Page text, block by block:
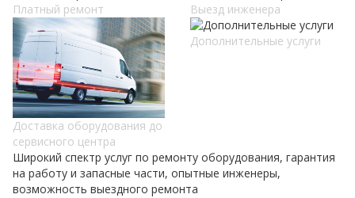
Платный ремонт Выезд инженера
Доставка оборудования до
сервисного центра
Дополнительные услуги
Широкий спектр услуг по ремонту оборудования, гарантия
на работу и запасные части, опытные инженеры,
возможность выездного ремонта